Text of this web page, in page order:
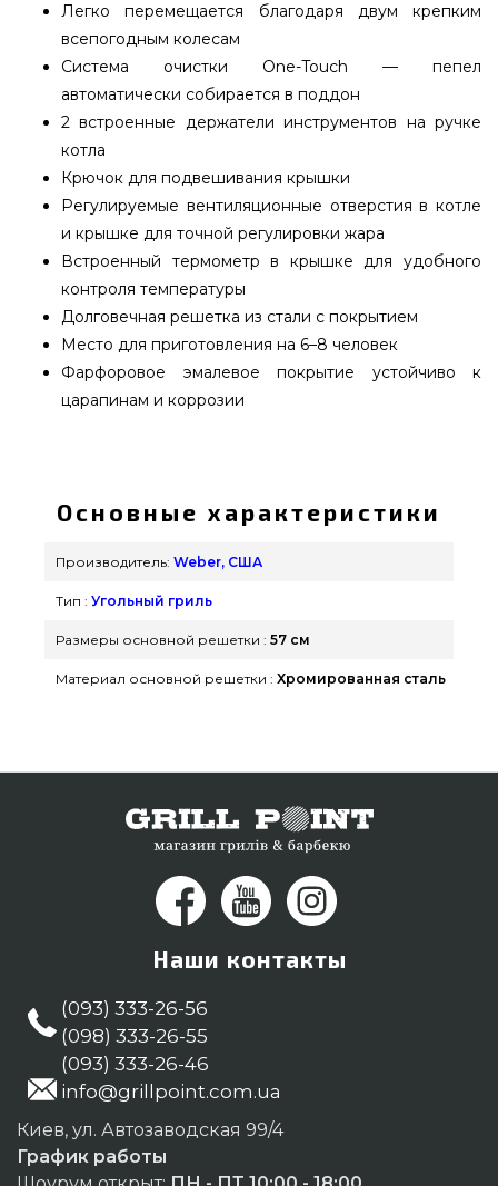
Легко перемещается благодаря двум крепким
всепогодным колесам
Система очистки One-Touch — пепел
автоматически собирается в поддон
2 встроенные держатели инструментов на ручке
котла
Крючок для подвешивания крышки
Регулируемые вентиляционные отверстия в котле
и крышке для точной регулировки жара
Встроенный термометр в крышке для удобного
контроля температуры
Долговечная решетка из стали с покрытием
Место для приготовления на 6–8 человек
Фарфоровое эмалевое покрытие устойчиво к
царапинам и коррозии
бренда Weber, США по нормальной цене всего
17 419 грн. в онлайн магазине брендовых грилей
grillpoint.com.ua Смотрите и заказывайте также
Поинт. Напишите нашим сотрудникам на номер
(044) 334-76-95 и мы поможем купить жителям
Основные характеристики
Производитель: Weber, США
Тип : Угольный гриль
Размеры основной решетки : 57 см
Материал основной решетки : Хромированная сталь
Наши контакты
(093) 333-26-56
(098) 333-26-55
(093) 333-26-46
info@grillpoint.com.ua
Киев, ул. Автозаводская 99/4
График работы